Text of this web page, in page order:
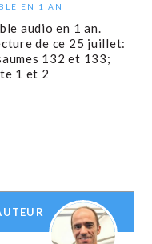
EN 1 AN
audio en 1 an.
de ce 25 juillet:
132 et 133;
1 et 2